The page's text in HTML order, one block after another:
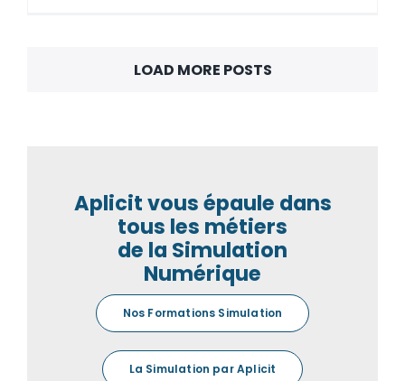
LOAD MORE POSTS
Aplicit vous épaule dans
tous les métiers
de la Simulation
Numérique
Nos Formations Simulation
La Simulation par Aplicit